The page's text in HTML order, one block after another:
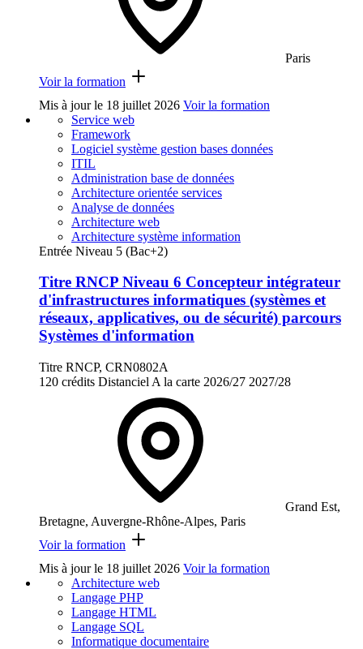
Paris
Voir la formation
Mis à jour le 18 juillet 2026 Voir la formation
Service web
Framework
Logiciel système gestion bases données
ITIL
Administration base de données
Architecture orientée services
Analyse de données
Architecture web
Architecture système information
Entrée Niveau 5 (Bac+2)
Titre RNCP Niveau 6 Concepteur intégrateur
d'infrastructures informatiques (systèmes et
réseaux, applicatives, ou de sécurité) parcours
Systèmes d'information
Titre RNCP, CRN0802A
120 crédits Distanciel A la carte 2026/27 2027/28
Grand Est,
Bretagne, Auvergne-Rhône-Alpes, Paris
Voir la formation
Mis à jour le 18 juillet 2026 Voir la formation
Architecture web
Langage PHP
Langage HTML
Langage SQL
Informatique documentaire